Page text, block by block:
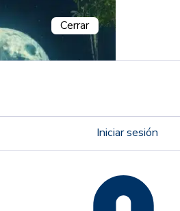
Cerrar
Iniciar sesión